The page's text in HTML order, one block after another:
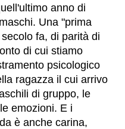
anno di
Una "prima
fa, di parità di
di cui stiamo
psicologico
ragazza il cui arrivo
di gruppo, le
emozioni. E i
è anche carina,